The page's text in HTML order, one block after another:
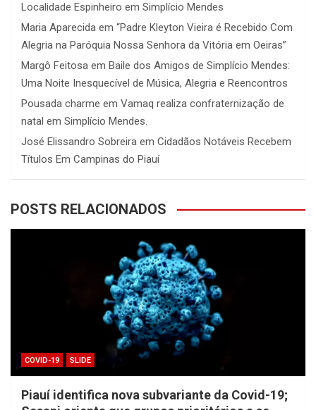
Localidade Espinheiro em Simplício Mendes
Maria Aparecida em “Padre Kleyton Vieira é Recebido Com
Alegria na Paróquia Nossa Senhora da Vitória em Oeiras”
Margô Feitosa em Baile dos Amigos de Simplício Mendes:
Uma Noite Inesquecível de Música, Alegria e Reencontros
Pousada charme em Vamaq realiza confraternização de
natal em Simplício Mendes.
José Elissandro Sobreira em Cidadãos Notáveis Recebem
Títulos Em Campinas do Piauí
POSTS RELACIONADOS
COVID-19 SLIDE
Piauí identifica nova subvariante da Covid-19;